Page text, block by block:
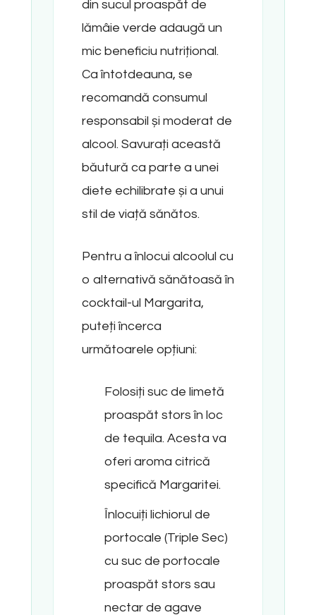
din sucul proaspăt de
lămâie verde adaugă un
mic beneficiu nutrițional.
Ca întotdeauna, se
recomandă consumul
responsabil și moderat de
alcool. Savurați această
băutură ca parte a unei
diete echilibrate și a unui
stil de viață sănătos.
Pentru a înlocui alcoolul cu
o alternativă sănătoasă în
cocktail-ul Margarita,
puteți încerca
următoarele opțiuni:
Folosiți suc de limetă
proaspăt stors în loc
de tequila. Acesta va
oferi aroma citrică
specifică Margaritei.
Înlocuiți lichiorul de
portocale (Triple Sec)
cu suc de portocale
proaspăt stors sau
nectar de agave